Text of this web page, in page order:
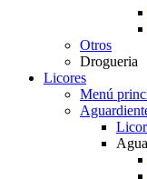
Otros
Drogueria
Licores
Menú